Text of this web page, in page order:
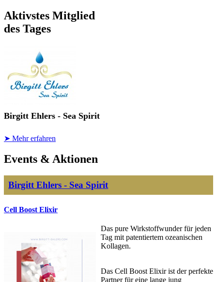
Aktivstes Mitglied
des Tages
Birgitt Ehlers - Sea Spirit
➤ Mehr erfahren
Events & Aktionen
Birgitt Ehlers - Sea Spirit
Cell Boost Elixir
Das pure Wirkstoffwunder für jeden
Tag mit patentiertem ozeanischen
Kollagen.
Das Cell Boost Elixir ist der perfekte
Partner für eine lange jung